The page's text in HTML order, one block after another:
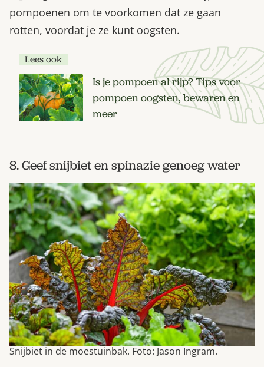
pompoenen om te voorkomen dat ze gaan
rotten, voordat je ze kunt oogsten.
Lees ook
Is je pompoen al rijp? Tips voor
pompoen oogsten, bewaren en
meer
8. Geef snijbiet en spinazie genoeg water
Snijbiet in de moestuinbak. Foto: Jason Ingram.